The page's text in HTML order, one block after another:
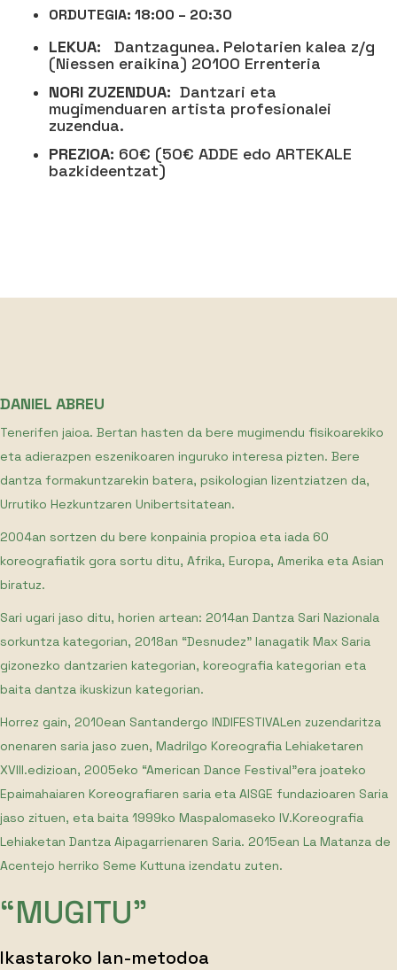
ORDUTEGIA: 18:00 – 20:30
LEKUA: Dantzagunea. Pelotarien kalea z/g
(Niessen eraikina) 20100 Errenteria
NORI ZUZENDUA: Dantzari eta
mugimenduaren artista profesionalei
zuzendua.
PREZIOA: 60€ (50€ ADDE edo ARTEKALE
bazkideentzat)
DANIEL ABREU
Tenerifen jaioa. Bertan hasten da bere mugimendu fisikoarekiko
eta adierazpen eszenikoaren inguruko interesa pizten. Bere
dantza formakuntzarekin batera, psikologian lizentziatzen da,
Urrutiko Hezkuntzaren Unibertsitatean.
2004an sortzen du bere konpainia propioa eta iada 60
koreografiatik gora sortu ditu, Afrika, Europa, Amerika eta Asian
biratuz.
Sari ugari jaso ditu, horien artean: 2014an Dantza Sari Nazionala
sorkuntza kategorian, 2018an “Desnudez” lanagatik Max Saria
gizonezko dantzarien kategorian, koreografia kategorian eta
baita dantza ikuskizun kategorian.
Horrez gain, 2010ean Santandergo INDIFESTIVALen zuzendaritza
onenaren saria jaso zuen, Madrilgo Koreografia Lehiaketaren
XVIII.edizioan, 2005eko “American Dance Festival”era joateko
Epaimahaiaren Koreografiaren saria eta AISGE fundazioaren Saria
jaso zituen, eta baita 1999ko Maspalomaseko IV.Koreografia
Lehiaketan Dantza Aipagarrienaren Saria. 2015ean La Matanza de
Acentejo herriko Seme Kuttuna izendatu zuten.
“MUGITU”
Ikastaroko lan-metodoa